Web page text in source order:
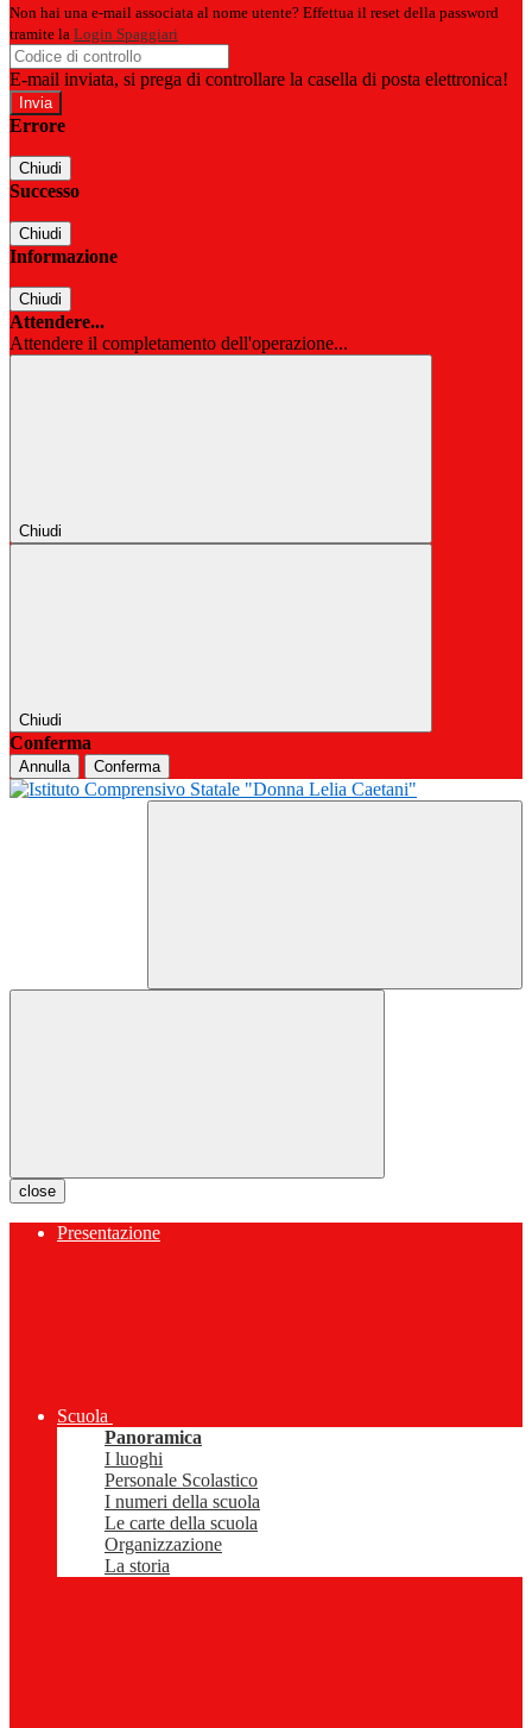
Non hai una e-mail associata al nome utente? Effettua il reset della password
tramite la Login Spaggiari
E-mail inviata, si prega di controllare la casella di posta elettronica!
Errore
Chiudi
Successo
Chiudi
Informazione
Chiudi
Attendere...
Attendere il completamento dell'operazione...
Chiudi
Chiudi
Conferma
Annulla Conferma
close
Presentazione
Scuola
Panoramica
I luoghi
Personale Scolastico
I numeri della scuola
Le carte della scuola
Organizzazione
La storia